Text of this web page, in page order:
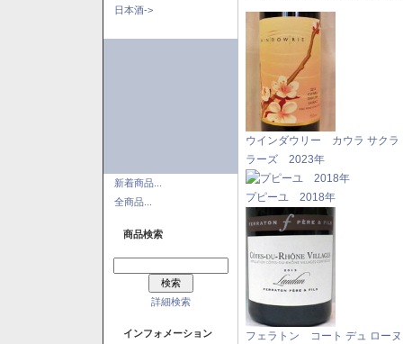
日本酒->
新着商品...
全商品...
商品検索
詳細検索
インフォメーション
ウインダウリー カウラ サクラ
ラーズ 2023年
プピーユ 2018年
フェラトン コート デュ ロー